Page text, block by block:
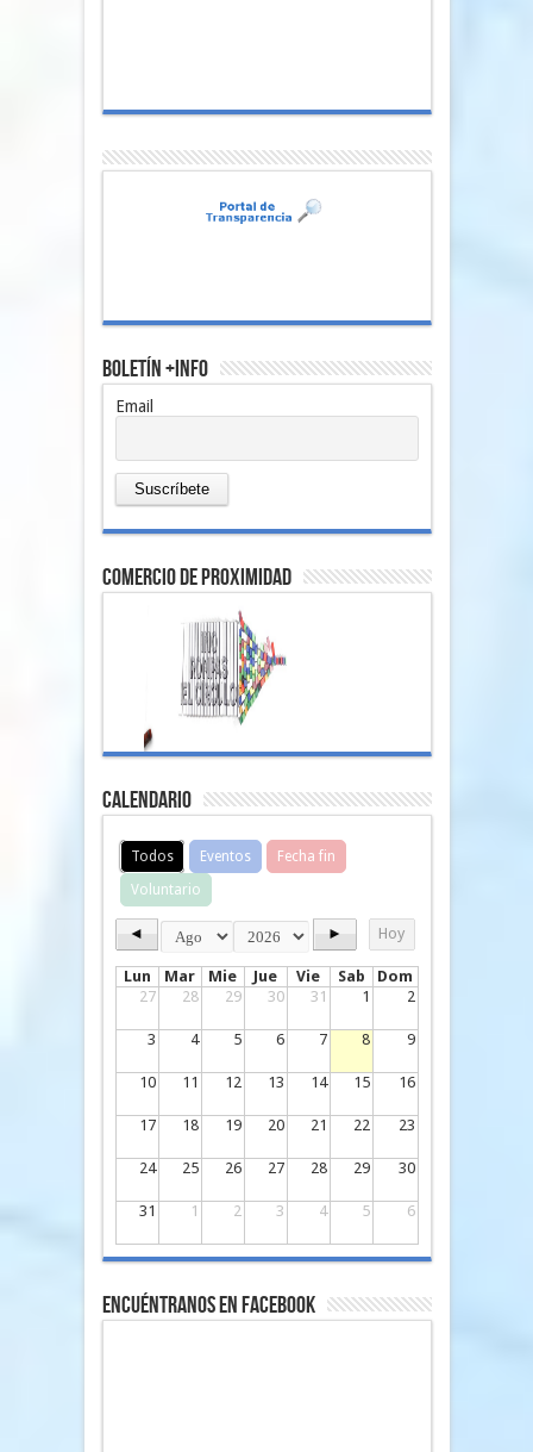
Boletín +Info
Email
comercio de proximidad
Calendario
Todos Eventos
Fecha fin
Voluntario
◄ ► Hoy
Lun Mar Mie Jue Vie Sab
Dom
27
28 29 30 31 1 2
3 4 5 6 7 8 9
10 11 12 13 14 15 16
17 18 19 20 21 22 23
24 25 26 27 28 29 30
31 1 2 3 4 5 6
Encuéntranos en Facebook